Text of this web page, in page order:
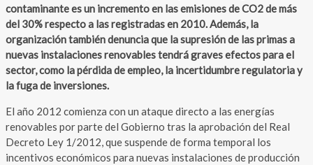
contaminante es un incremento en las emisiones de CO2 de más
del 30% respecto a las registradas en 2010. Además, la
organización también denuncia que la supresión de las primas a
nuevas instalaciones renovables tendrá graves efectos para el
sector, como la pérdida de empleo, la incertidumbre regulatoria y
la fuga de inversiones.
El año 2012 comienza con un ataque directo a las energías
renovables por parte del Gobierno tras la aprobación del Real
Decreto Ley 1/2012, que suspende de forma temporal los
incentivos económicos para nuevas instalaciones de producción